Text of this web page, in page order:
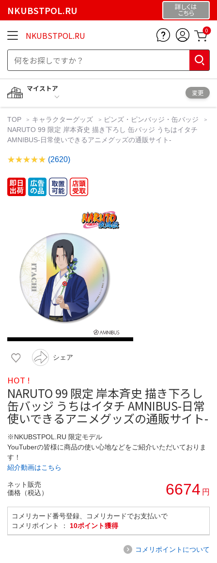
NKUBSTPOL.RU 詳しくは
こちら
NKUBSTPOL.RU 0
マイストア
変更
TOP キャラクターグッズ
ピンズ・ピンバッジ・缶バッジ
NARUTO 99 限定 岸本斉史 描き下ろし 缶バッジ うちはイタチ
AMNIBUS-日常使いできるアニメグッズの通販サイト-
(2620)
シェア
HOT !
NARUTO 99 限定 岸本斉史 描き下ろし
缶バッジ うちはイタチ AMNIBUS-日常
使いできるアニメグッズの通販サイト-
※NKUBSTPOL.RU 限定モデル
YouTuberの皆様に商品の使い心地などをご紹介いただいておりま
す！
紹介動画はこちら
ネット販売
価格（税込）
6674 円
コメリカード番号登録、コメリカードでお支払いで
コメリポイント ： 10ポイント獲得
コメリポイントについて